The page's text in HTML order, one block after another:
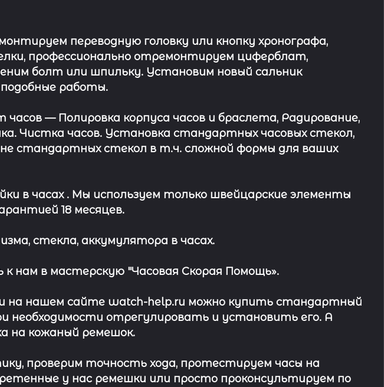
переводную головку или кнопку хронографа,
профессионально отремонтируем циферблат,
болт или шпильку. Установим новый сальник
работы.
часов— Полировка корпуса часов и браслета, Радирование,
Чистка часов. Установка стандартных часовых стекол,
стандартных стекол в т.ч. сложной формы для ваших
в часах . Мы используем только швейцарские элементы
18 месяцев.
стекла, аккумулятора в часах.
нам в мастерскую "Часовая Скорая Помощь».
на нашем сайте watch-help.ru можно купить стандартный
необходимости отрегулировать и установить его. А
на кожаный ремешок.
проверим точность хода, протестируем часы на
у нас ремешки или просто проконсультируем по